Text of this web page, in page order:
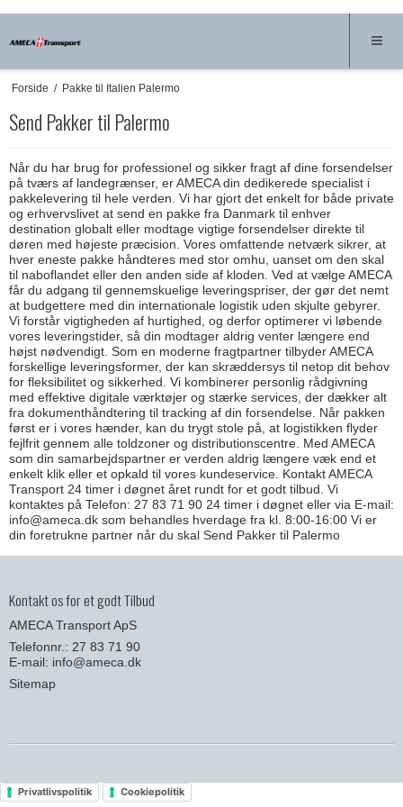
Forside / Pakke til Italien Palermo
Send Pakker til Palermo
Når du har brug for professionel og sikker fragt af dine forsendelser
på tværs af landegrænser, er AMECA din dedikerede specialist i
pakkelevering til hele verden. Vi har gjort det enkelt for både private
og erhvervslivet at send en pakke fra Danmark til enhver
destination globalt eller modtage vigtige forsendelser direkte til
døren med højeste præcision. Vores omfattende netværk sikrer, at
hver eneste pakke håndteres med stor omhu, uanset om den skal
til naboflandet eller den anden side af kloden. Ved at vælge AMECA
får du adgang til gennemskuelige leveringspriser, der gør det nemt
at budgettere med din internationale logistik uden skjulte gebyrer.
Vi forstår vigtigheden af hurtighed, og derfor optimerer vi løbende
vores leveringstider, så din modtager aldrig venter længere end
højst nødvendigt. Som en moderne fragtpartner tilbyder AMECA
forskellige leveringsformer, der kan skræddersys til netop dit behov
for fleksibilitet og sikkerhed. Vi kombinerer personlig rådgivning
med effektive digitale værktøjer og stærke services, der dækker alt
fra dokumenthåndtering til tracking af din forsendelse. Når pakken
først er i vores hænder, kan du trygt stole på, at logistikken flyder
fejlfrit gennem alle toldzoner og distributionscentre. Med AMECA
som din samarbejdspartner er verden aldrig længere væk end et
enkelt klik eller et opkald til vores kundeservice. Kontakt AMECA
Transport 24 timer i døgnet året rundt for et godt tilbud. Vi
kontaktes på Telefon: 27 83 71 90 24 timer i døgnet eller via E-mail:
info@ameca.dk som behandles hverdage fra kl. 8:00-16:00 Vi er
din foretrukne partner når du skal Send Pakker til Palermo
Kontakt os for et godt Tilbud
AMECA Transport ApS
Telefonnr.: 27 83 71 90
E-mail: info@ameca.dk
Sitemap
Privatlivspolitik Cookiepolitik